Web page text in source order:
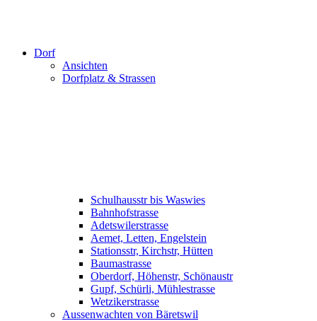
Dorf
Ansichten
Dorfplatz & Strassen
Schulhausstr bis Waswies
Bahnhofstrasse
Adetswilerstrasse
Aemet, Letten, Engelstein
Stationsstr, Kirchstr, Hütten
Baumastrasse
Oberdorf, Höhenstr, Schönaustr
Gupf, Schürli, Mühlestrasse
Wetzikerstrasse
Aussenwachten von Bäretswil